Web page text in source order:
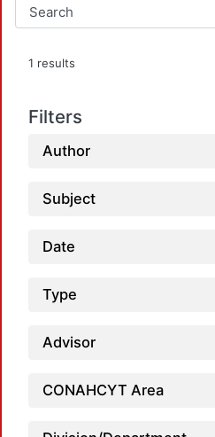
1 results
Filters
Author
Subject
Date
Type
Advisor
CONAHCYT Area